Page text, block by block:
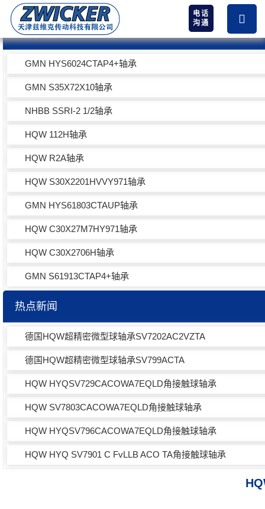
电话
沟通
热卖产品
GMN HYS6024CTAP4+轴承
GMN S35X72X10轴承
NHBB SSRI-2 1/2轴承
HQW 112H轴承
HQW R2A轴承
HQW S30X2201HVVY971轴承
GMN HYS61803CTAUP轴承
HQW C30X27M7HY971轴承
HQW C30X2706H轴承
GMN S61913CTAP4+轴承
热点新闻
德国HQW超精密微型球轴承SV7202AC2VZTA
德国HQW超精密微型球轴承SV799ACTA
HQW HYQSV729CACOWA7EQLD角接触球轴承
HQW SV7803CACOWA7EQLD角接触球轴承
HQW HYQSV796CACOWA7EQLD角接触球轴承
HQW HYQ SV7901 C FvLLB ACO TA角接触球轴承